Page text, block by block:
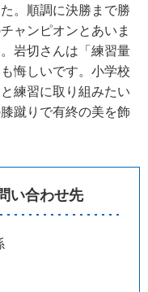
。順調に決勝まで勝
ャンピオンとあいま
岩切さんは「練習量
悔しいです。小学校
練習に取り組みたい
蹴りで有終の美を飾
い合わせ先